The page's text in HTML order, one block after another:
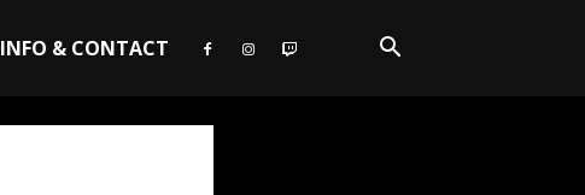
INFO & CONTACT